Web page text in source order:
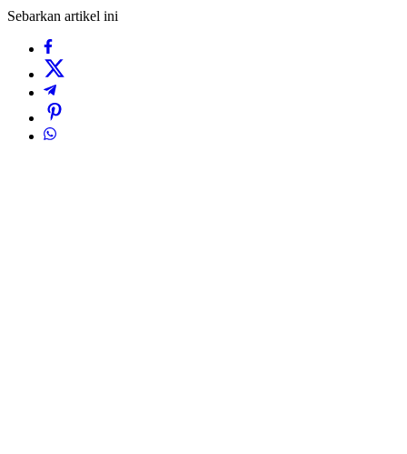
Sebarkan artikel ini